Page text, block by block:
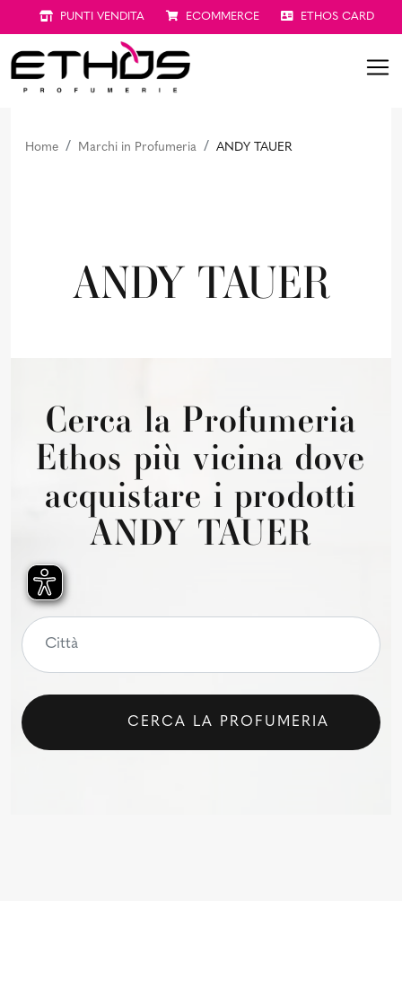
PUNTI VENDITA ECOMMERCE ETHOS CARD
Home Marchi in Profumeria ANDY TAUER
ANDY TAUER
Cerca la Profumeria
Ethos più vicina dove
acquistare i prodotti
ANDY TAUER
CERCA LA PROFUMERIA